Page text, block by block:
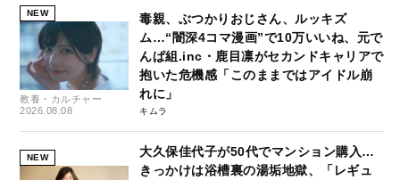
NEW
教養・カルチャー
2026.08.08
毒親、ぶつかりおじさん、ルッキズ
ム…“闇深4コマ漫画”で10万いいね、元で
んぱ組.inc・鹿目凛がセカンドキャリアで
抱いた危機感「このままではアイドル崩
れに」
キムラ
NEW
大久保佳代子が50代でマンション購入…
きっかけは浴槽裏の湯垢地獄、「レギュ